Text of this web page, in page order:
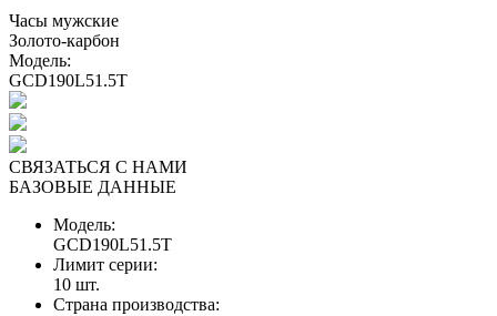
Часы мужские
Золото-карбон
Модель:
GCD190L51.5T
СВЯЗАТЬСЯ С НАМИ
БАЗОВЫЕ ДАННЫЕ
Модель:
GCD190L51.5T
Лимит серии:
10 шт.
Страна производства: